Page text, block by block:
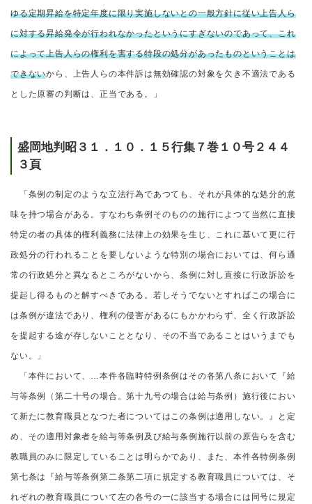
ゆる定期昇給を特定年度に限り実施しないとの一般方針に従い上告人ら
に対する昇給発令が行われなかったというにすぎないのであって、これ
によって上告人らの権利を害する特段の処分があったものということは
できないから、上告人らの本件訴は無効確認の対象を欠き不適法である
とした原審の判断は、正当である。」
盛岡地判昭３１．１０．１５行集７巻１０号２４４
３頁
「条例の制定のような立法行為であつても、それが具体的な処分的意
味を持つ場合がある。すなわち条例そのものの施行によつて当然に直接
特定の者の具体的権利義務に法律上の効果を生じ、これに基いて更に行
政処分の行われることを要しないような特別の場合においては、何ら通
常の行政処分と異なるところがないから、条例に対し直接に行政訴訟を
提起し得るものと解すべきである。若しそうでないとすればこの場合に
は条例が違法であり、権利の侵害があるにもかかわらず、全く行政訴訟
を提起する途が存しないこととなり、その不当であることはいうまでも
ない。」
「本件において、…本件各臨時特例条例はその各第八条において『給
与等条例（第二十号の場合。第十九号の場合は給与条例）施行後におい
て新たに教育職員となつた者についてはこの条例は適用しない。』と定
め、その適用対象者を給与等条例及び給与条例施行以前の原告らを含む
教職員のみに限定していることは明らかであり、また、本件各特例条例
第七条は『給与等条例第二条第二項に規定する教育職員については、そ
れぞれの教育職員について左の各号の一に該当する場合には同号に規定